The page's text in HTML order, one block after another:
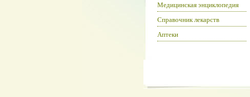
Медицинская энциклопедия
Справочник лекарств
Аптеки